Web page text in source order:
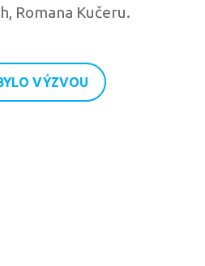
Romana Kučeru.
VÝZVOU